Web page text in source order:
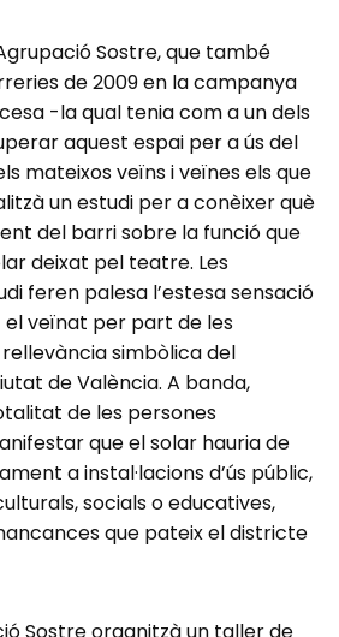
Sostre, que també
de 2009 en la campanya
-la qual tenia com a un dels
aquest espai per a ús del
mateixos veïns i veïnes els que
un estudi per a conèixer què
del barri sobre la funció que
deixat pel teatre. Les
feren palesa l’estesa sensació
el veïnat per part de les
simbòlica del
de València. A banda,
de les persones
que el solar hauria de
a instal·lacions d’ús públic,
socials o educatives,
que pateix el districte